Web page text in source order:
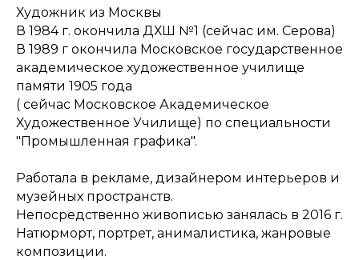
Художник из Москвы
В 1984 г. окончила ДХШ №1 (сейчас им. Серова)
В 1989 г окончила Московское государственное
академическое художественное училище
памяти 1905 года
( сейчас Московское Академическое
Художественное Училище) по специальности
"Промышленная графика".
Работала в рекламе, дизайнером интерьеров и
музейных пространств.
Непосредственно живописью занялась в 2016 г.
Натюрморт, портрет, анималистика, жанровые
композиции.
Работы
Артромус — площадка,
объединяющая